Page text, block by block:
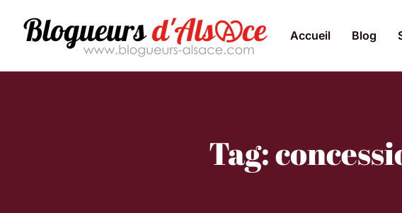
Accueil Blog
Tag: